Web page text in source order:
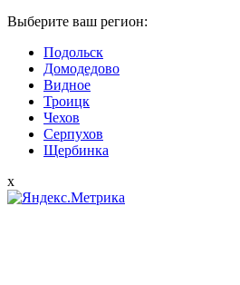
Выберите ваш регион:
Подольск
Домодедово
Видное
Троицк
Чехов
Серпухов
Щербинка
x